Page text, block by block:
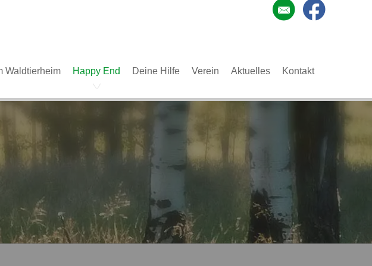
Waldtierheim Happy End Deine Hilfe Verein Aktuelles Kontakt